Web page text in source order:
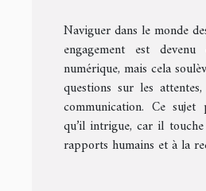
Naviguer dans le monde
engagement est
numérique, mais cela
questions sur les
communication. Ce sujet
qu’il intrigue, car il
rapports humains et à la